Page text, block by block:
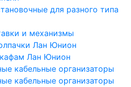
для разного типа
и механизмы
Лан Юнион
Лан Юнион
кабельные организаторы
кабельные организаторы